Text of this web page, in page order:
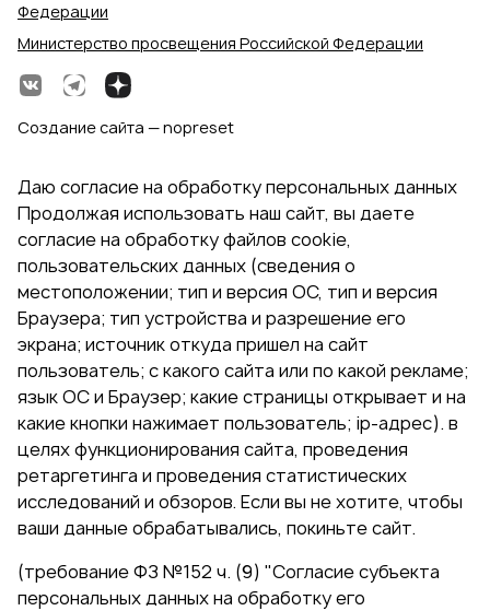
Федерации
Министерство просвещения Российской Федерации
Создание сайта — nopreset
Даю согласие на обработку персональных данных
Продолжая использовать наш сайт, вы даете
согласие на обработку файлов cookie,
пользовательских данных (сведения о
местоположении; тип и версия ОС, тип и версия
Браузера; тип устройства и разрешение его
экрана; источник откуда пришел на сайт
пользователь; с какого сайта или по какой рекламе;
язык ОС и Браузер; какие страницы открывает и на
какие кнопки нажимает пользователь; ip-адрес). в
целях функционирования сайта, проведения
ретаргетинга и проведения статистических
исследований и обзоров. Если вы не хотите, чтобы
ваши данные обрабатывались, покиньте сайт.
(требование ФЗ №152 ч. (9) "Согласие субъекта
персональных данных на обработку его